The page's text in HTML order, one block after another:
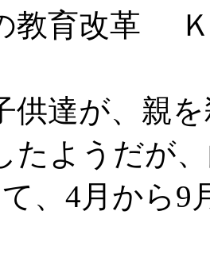
教育改革
達が、親を
たようだが
、4月から9